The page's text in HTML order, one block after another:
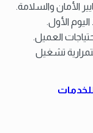
الأمان والسلامة.
الأول.
العميل.
تشغيل